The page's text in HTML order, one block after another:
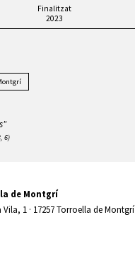
Finalitzat
2023
6)
de Montgrí
Vila, 1 · 17257 Torroella de Montgrí